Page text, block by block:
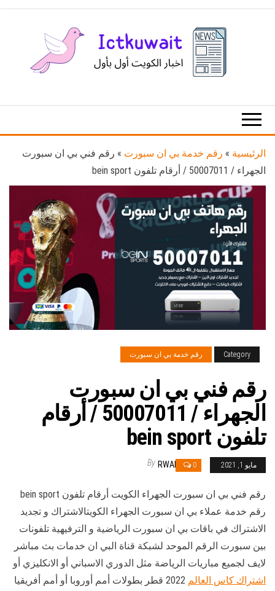
الكويت
الرئيسية » رقم خدمة بي ان سبورت » رقم فني بي ان سبورت
الجهراء / 50007011 / أرقام تلفون bein sport
Category رقم خدمة بي ان سبورت
رقم فني بي ان سبورت
الجهراء / 50007011 / أرقام
تلفون bein sport
مايو 1, 2021 0
By RWAN
رقم فني بي ان سبورت الجهراء الكويت أرقام تلفون bein sport
رقم خدمة عملاء بي ان سبورت الجهراء الكويتالاشتراك و تجديد
الاشتراك في باقات بي ان سبورت الرياضية و الترفيهية تلفونات
بين سبورت الرقم الموحد لشبكة قناة البي ان خدمات بث مباشر
لايف لجميع مباريات الرياضة مثل الدوري الاسباني أو الانكليزي أو
اشتراك كاس العالم
2022 قطر بطولات أمم أوروبا أو أمم أفريقيا